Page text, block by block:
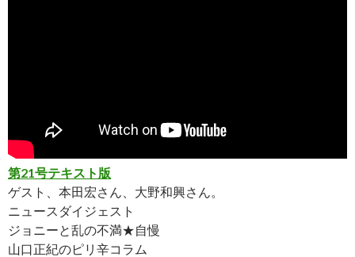
第21号テキスト版
ゲスト、本田宏さん、大野和興さん。
ニュースダイジェスト
ジョニーと乱の不満★自慢
山口正紀のピリ辛コラム